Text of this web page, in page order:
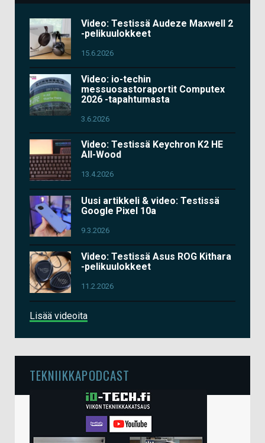
Video: Testissä Audeze Maxwell 2
-pelikuulokkeet
15.6.2026
Video: io-techin
messuosastoraportit Computex
2026 -tapahtumasta
3.6.2026
Video: Testissä Keychron K2 HE
All-Wood
13.4.2026
Uusi artikkeli & video: Testissä
Google Pixel 10a
9.3.2026
Video: Testissä Asus ROG Kithara
-pelikuulokkeet
11.2.2026
Lisää videoita
TEKNIIKKAPODCAST